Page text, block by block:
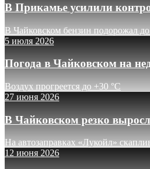
В Прикамье усилили
В Чайковском бензин подорожал
5 июля 2026
Погода в Чайковском на
Воздух прогреется до +30 °C
27 июня 2026
В Чайковском резко
На автозаправках «Лукойл»
12 июня 2026